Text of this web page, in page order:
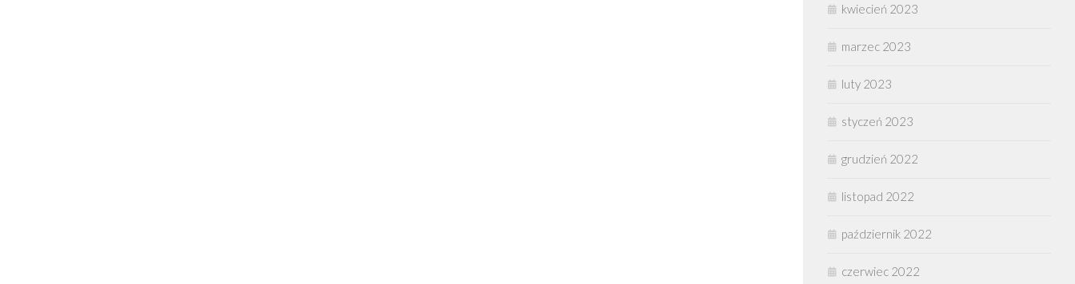
kwiecień 2023
marzec 2023
luty 2023
styczeń 2023
grudzień 2022
listopad 2022
październik 2022
czerwiec 2022